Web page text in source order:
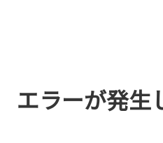
エラーが発生